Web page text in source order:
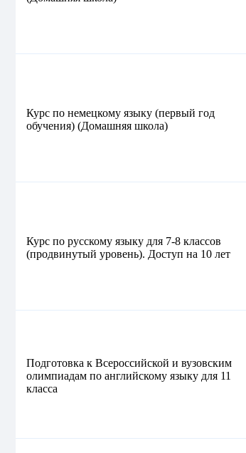
Курс по немецкому языку (первый год
обучения) (Домашняя школа)
Курс по русскому языку для 7-8 классов
(продвинутый уровень). Доступ на 10 лет
Подготовка к Всероссийской и вузовским
олимпиадам по английскому языку для 11
класса